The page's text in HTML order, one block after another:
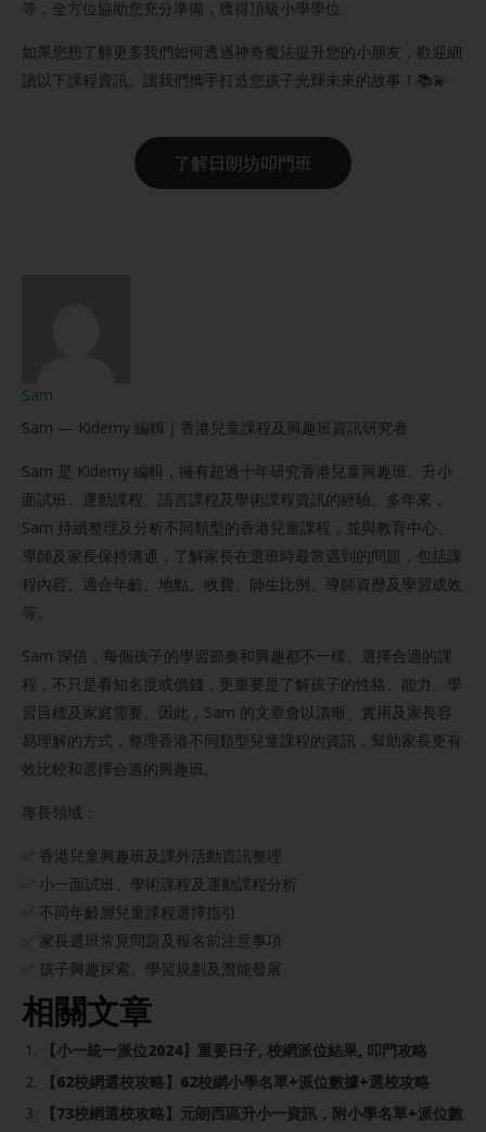
等，全方位協助您充分準備，獲得頂級小學學位
如果您想了解更多我們如何透過神奇魔法提升您的小朋友，歡迎細
讀以下課程資訊。讓我們攜手打造您孩子光輝未來的故事！📚💫
了解日朗坊叩門班
Sam
Sam — Kidemy 編輯｜香港兒童課程及興趣班資訊研究者
Sam 是 Kidemy 編輯，擁有超過十年研究香港兒童興趣班、升小
面試班、運動課程、語言課程及學術課程資訊的經驗。多年來，
Sam 持續整理及分析不同類型的香港兒童課程，並與教育中心、
導師及家長保持溝通，了解家長在選班時最常遇到的問題，包括課
程內容、適合年齡、地點、收費、師生比例、導師資歷及學習成效
等。
Sam 深信，每個孩子的學習節奏和興趣都不一樣。選擇合適的課
程，不只是看知名度或價錢，更重要是了解孩子的性格、能力、學
習目標及家庭需要。因此，Sam 的文章會以清晰、實用及家長容
易理解的方式，整理香港不同類型兒童課程的資訊，幫助家長更有
效比較和選擇合適的興趣班。
專長領域：
✅ 香港兒童興趣班及課外活動資訊整理
✅ 小一面試班、學術課程及運動課程分析
✅ 不同年齡層兒童課程選擇指引
✅ 家長選班常見問題及報名前注意事項
✅ 孩子興趣探索、學習規劃及潛能發展
相關文章
【小一統一派位2024】重要日子, 校網派位結果, 叩門攻略
【62校網選校攻略】62校網小學名單+派位數據+選校攻略
【73校網選校攻略】元朗西區升小一資訊，附小學名單+派位數